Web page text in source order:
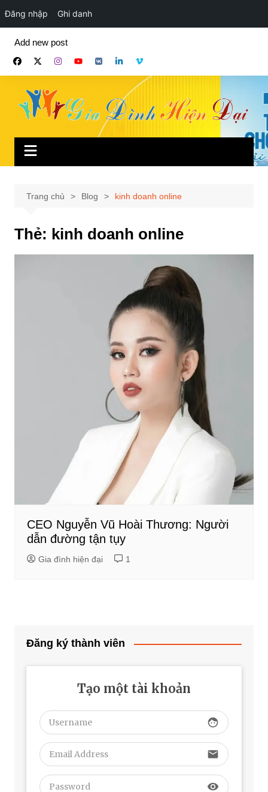
Đăng nhập Ghi danh
phần
Add new post
Trang chủ Blog kinh doanh online
Thẻ: kinh doanh online
CEO Nguyễn Vũ Hoài Thương: Người
dẫn đường tận tụy
Gia đình hiện đại 1
Đăng ký thành viên
Tạo một tài khoản
face
email
visibility